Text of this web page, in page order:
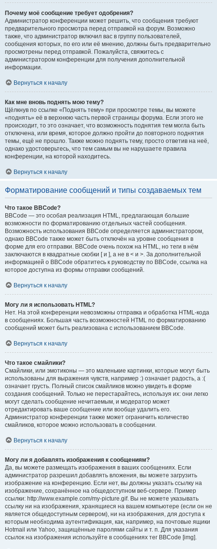
Почему моё сообщение требует одобрения?
Администратор конференции может решить, что сообщения требуют
предварительного просмотра перед отправкой на форум. Возможно
также, что администратор включил вас в группу пользователей,
сообщения которых, по его или её мнению, должны быть предварительно
просмотрены перед отправкой. Пожалуйста, свяжитесь с
администратором конференции для получения дополнительной
информации.
Вернуться к началу
Как мне вновь поднять мою тему?
Щёлкнув по ссылке «Поднять тему» при просмотре темы, вы можете
«поднять» её в верхнюю часть первой страницы форума. Если этого не
происходит, то это означает, что возможность поднятия тем могла быть
отключена, или время, которое должно пройти до повторного поднятия
темы, ещё не прошло. Также можно поднять тему, просто ответив на неё,
однако удостоверьтесь, что тем самым вы не нарушаете правила
конференции, на которой находитесь.
Вернуться к началу
Форматирование сообщений и типы создаваемых тем
Что такое BBCode?
BBCode — это особая реализация HTML, предлагающая большие
возможности по форматированию отдельных частей сообщения.
Возможность использования BBCode определяется администратором,
однако BBCode также может быть отключён на уровне сообщения в
форме для его отправки. BBCode очень похож на HTML, но теги в нём
заключаются в квадратные скобки [ и ], а не в < и >. За дополнительной
информацией о BBCode обратитесь к руководству по BBCode, ссылка на
которое доступна из формы отправки сообщений.
Вернуться к началу
Могу ли я использовать HTML?
Нет. На этой конференции невозможны отправка и обработка HTML-кода
в сообщениях. Большая часть возможностей HTML по форматированию
сообщений может быть реализована с использованием BBCode.
Вернуться к началу
Что такое смайлики?
Смайлики, или эмотиконы — это маленькие картинки, которые могут быть
использованы для выражения чувств, например :) означает радость, а :(
означает грусть. Полный список смайликов можно увидеть в форме
создания сообщений. Только не перестарайтесь, используя их: они легко
могут сделать сообщение нечитаемым, и модератор может
отредактировать ваше сообщение или вообще удалить его.
Администратор конференции также может ограничить количество
смайликов, которое можно использовать в сообщении.
Вернуться к началу
Могу ли я добавлять изображения к сообщениям?
Да, вы можете размещать изображения в ваших сообщениях. Если
администратор разрешил добавлять вложения, вы можете загрузить
изображение на конференцию. Если нет, вы должны указать ссылку на
изображение, сохранённое на общедоступном веб-сервере. Пример
ссылки: http://www.example.com/my-picture.gif. Вы не можете указывать
ссылку ни на изображения, хранящиеся на вашем компьютере (если он не
является общедоступным сервером), ни на изображения, для доступа к
которым необходима аутентификация, как, например, на почтовые ящики
Hotmail или Yahoo, защищённые паролями сайты и т. п. Для указания
ссылок на изображения используйте в сообщениях тег BBCode [img].